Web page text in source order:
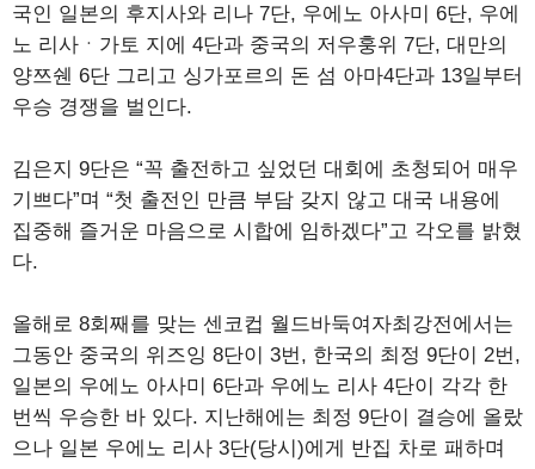
국인 일본의 후지사와 리나 7단, 우에노 아사미 6단, 우에
노 리사ㆍ가토 지에 4단과 중국의 저우훙위 7단, 대만의
양쯔쉔 6단 그리고 싱가포르의 돈 섬 아마4단과 13일부터
우승 경쟁을 벌인다.
김은지 9단은 “꼭 출전하고 싶었던 대회에 초청되어 매우
기쁘다”며 “첫 출전인 만큼 부담 갖지 않고 대국 내용에
집중해 즐거운 마음으로 시합에 임하겠다”고 각오를 밝혔
다.
올해로 8회째를 맞는 센코컵 월드바둑여자최강전에서는
그동안 중국의 위즈잉 8단이 3번, 한국의 최정 9단이 2번,
일본의 우에노 아사미 6단과 우에노 리사 4단이 각각 한
번씩 우승한 바 있다. 지난해에는 최정 9단이 결승에 올랐
으나 일본 우에노 리사 3단(당시)에게 반집 차로 패하며